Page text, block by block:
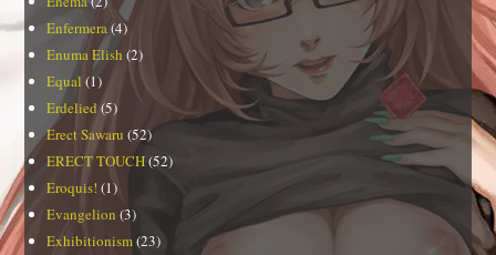
Enfermera(4)
Enuma Elish (2)
Equal (1)
Erdelied(5)
Erect Sawaru (52)
ERECT TOUCH(52)
Eroquis! (1)
Evangelion (3)
Exhibitionism(23)